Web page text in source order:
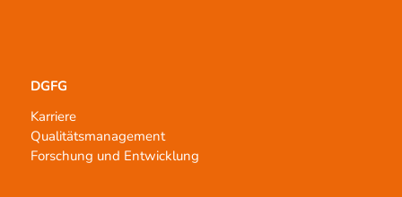
DGFG
Karriere
Qualitätsmanagement
Forschung und Entwicklung